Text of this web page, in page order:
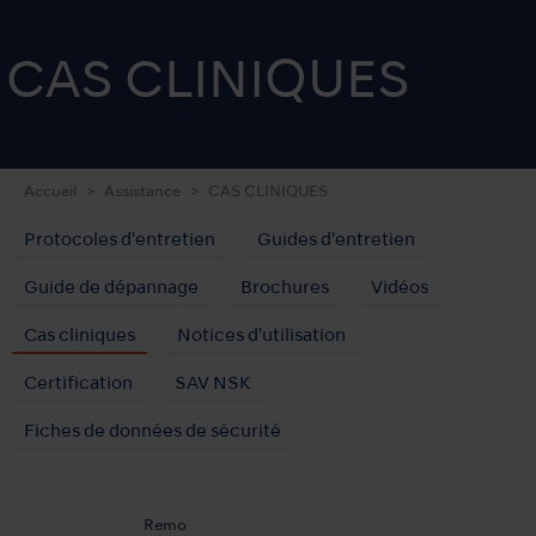
CAS CLINIQUES
Accueil Assistance CAS CLINIQUES
Protocoles d'entretien Guides d'entretien
Guide de dépannage Brochures Vidéos
Cas cliniques Notices d'utilisation
Certification SAV NSK
Fiches de données de sécurité
Remo